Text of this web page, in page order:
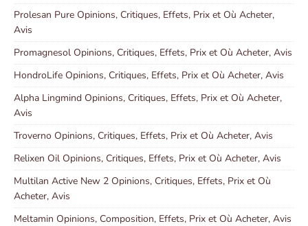
Prolesan Pure Opinions, Critiques, Effets, Prix et Où Acheter,
Avis
Promagnesol Opinions, Critiques, Effets, Prix et Où Acheter, Avis
HondroLife Opinions, Critiques, Effets, Prix et Où Acheter, Avis
Alpha Lingmind Opinions, Critiques, Effets, Prix et Où Acheter,
Avis
Troverno Opinions, Critiques, Effets, Prix et Où Acheter, Avis
Relixen Oil Opinions, Critiques, Effets, Prix et Où Acheter, Avis
Multilan Active New 2 Opinions, Critiques, Effets, Prix et Où
Acheter, Avis
Meltamin Opinions, Composition, Effets, Prix et Où Acheter, Avis